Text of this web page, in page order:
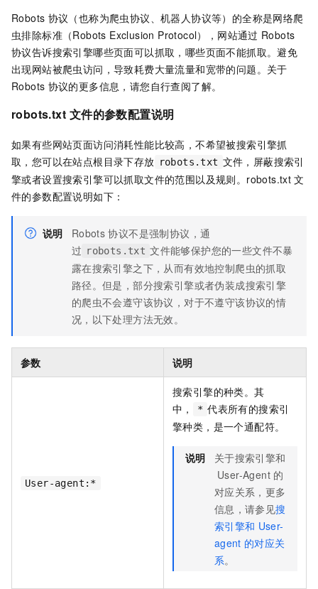
Robots 协议（也称为爬虫协议、机器人协议等）的全称是网络爬
虫排除标准（Robots Exclusion Protocol），网站通过 Robots
协议告诉搜索引擎哪些页面可以抓取，哪些页面不能抓取。避免
出现网站被爬虫访问，导致耗费大量流量和宽带的问题。关于
Robots 协议的更多信息，请您自行查阅了解。
robots.txt 文件的参数配置说明
如果有些网站页面访问消耗性能比较高，不希望被搜索引擎抓
取，您可以在站点根目录下存放 robots.txt 文件，屏蔽搜索引
擎或者设置搜索引擎可以抓取文件的范围以及规则。robots.txt 文
件的参数配置说明如下：
说明 Robots 协议不是强制协议，通
过 robots.txt 文件能够保护您的一些文件不暴
露在搜索引擎之下，从而有效地控制爬虫的抓取
路径。但是，部分搜索引擎或者伪装成搜索引擎
的爬虫不会遵守该协议，对于不遵守该协议的情
况，以下处理方法无效。
参数 说明
User-agent:*
搜索引擎的种类。其
中，
* 代表所有的搜索引
擎种类，是一个通配符。
说明
关于搜索引擎和
User-Agent 的
对应关系，更多
信息，请参见搜
索引擎和 User-
agent 的对应关
系。